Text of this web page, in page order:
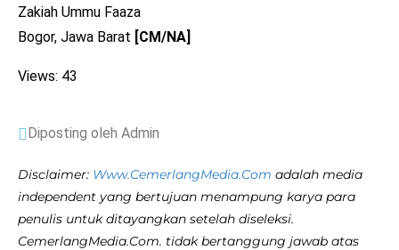
Zakiah Ummu Faaza
Bogor, Jawa Barat [CM/NA]
Views: 43
Diposting oleh Admin
Disclaimer: Www.CemerlangMedia.Com adalah media
independent yang bertujuan menampung karya para
penulis untuk ditayangkan setelah diseleksi.
CemerlangMedia.Com. tidak bertanggung jawab atas